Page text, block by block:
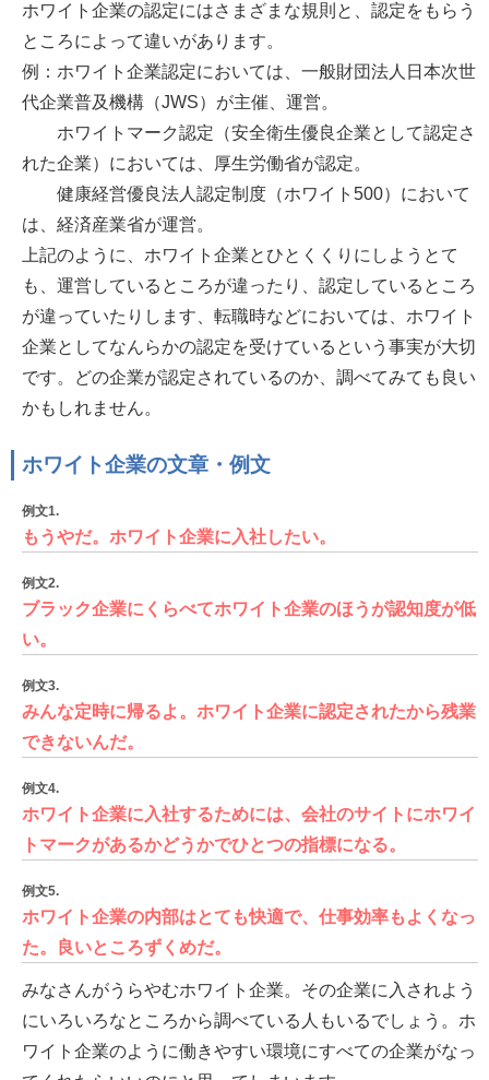
ホワイト企業の認定にはさまざまな規則と、認定をもらう
ところによって違いがあります。
例：ホワイト企業認定においては、一般財団法人日本次世
代企業普及機構（JWS）が主催、運営。
ホワイトマーク認定（安全衛生優良企業として認定さ
れた企業）においては、厚生労働省が認定。
健康経営優良法人認定制度（ホワイト500）において
は、経済産業省が運営。
上記のように、ホワイト企業とひとくくりにしようとて
も、運営しているところが違ったり、認定しているところ
が違っていたりします、転職時などにおいては、ホワイト
企業としてなんらかの認定を受けているという事実が大切
です。どの企業が認定されているのか、調べてみても良い
かもしれません。
ホワイト企業の文章・例文
例文1.
もうやだ。ホワイト企業に入社したい。
例文2.
ブラック企業にくらべてホワイト企業のほうが認知度が低
い。
例文3.
みんな定時に帰るよ。ホワイト企業に認定されたから残業
できないんだ。
例文4.
ホワイト企業に入社するためには、会社のサイトにホワイ
トマークがあるかどうかでひとつの指標になる。
例文5.
ホワイト企業の内部はとても快適で、仕事効率もよくなっ
た。良いところずくめだ。
みなさんがうらやむホワイト企業。その企業に入されよう
にいろいろなところから調べている人もいるでしょう。ホ
ワイト企業のように働きやすい環境にすべての企業がなっ